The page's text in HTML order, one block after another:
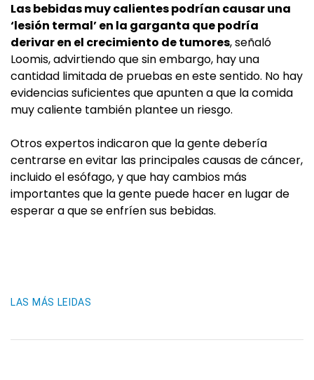
Las bebidas muy calientes podrían causar una
‘lesión termal’ en la garganta que podría
derivar en el crecimiento de tumores, señaló
Loomis, advirtiendo que sin embargo, hay una
cantidad limitada de pruebas en este sentido. No hay
evidencias suficientes que apunten a que la comida
muy caliente también plantee un riesgo.
Otros expertos indicaron que la gente debería
centrarse en evitar las principales causas de cáncer,
incluido el esófago, y que hay cambios más
importantes que la gente puede hacer en lugar de
esperar a que se enfríen sus bebidas.
LAS MÁS LEIDAS